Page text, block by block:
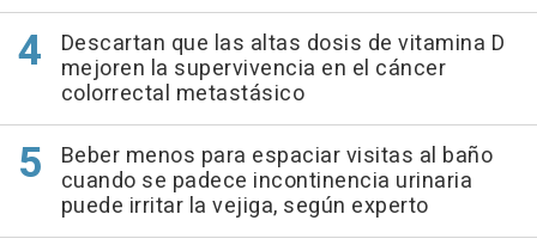
Descartan que las altas dosis de vitamina D
mejoren la supervivencia en el cáncer
colorrectal metastásico
Beber menos para espaciar visitas al baño
cuando se padece incontinencia urinaria
puede irritar la vejiga, según experto